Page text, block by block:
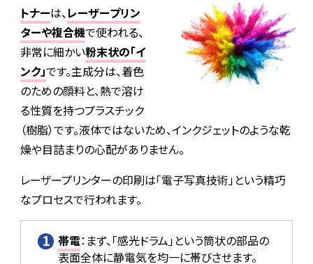
トナーは、 レーザープリン
ターや複合機で使われる、
非常に細かい粉末状の「イ
ンク」です。主成分は、着色
のための顔料と、熱で溶け
る性質を持つプラスチック
（樹脂）です。液体ではないため、インクジェットのような乾
燥や目詰まりの心配がありません。
レーザープリンターの印刷は「電子写真技術」という精巧
なプロセスで行われます。
帯電：まず、「感光ドラム」という筒状の部品の
表面全体に静電気を均一に帯びさせます。